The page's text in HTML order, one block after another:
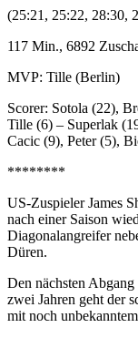
(25:21, 25:22, 28:30,
117 Min., 6892
MVP: Tille (Berlin)
Scorer: Sotola (22),
Tille (6) – Superlak
Cacic (9), Peter (5),
********
US-Zuspieler James
nach einer Saison
Diagonalangreifer
Düren.
Den nächsten
zwei Jahren geht der
mit noch